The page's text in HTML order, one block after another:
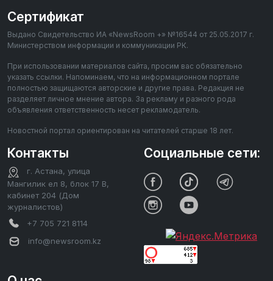
Сертификат
Выдано Свидетельство ИА «NewsRoom +» №16544 от 25.05.2017 г.
Министерством информации и коммуникации РК.
При использовании материалов сайта, просим вас обязательно
указать ссылки. Напоминаем, что на информационном портале
полностью защищаются авторские и другие права. Редакция не
разделяет личное мнение автора. За рекламу и разного рода
объявления ответственность несет рекламодатель.
Новостной портал ориентирован на читателей старше 18 лет.
Контакты
г. Астана, улица
Мангилик ел 8, блок 17 В,
кабинет 204 (Дом
журналистов)
+7 705 721 8114
info@newsroom.kz
Социальные сети: